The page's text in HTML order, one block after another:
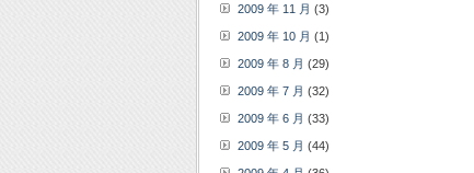
2009 年 11 月 (3)
2009 年 10 月 (1)
2009 年 8 月 (29)
2009 年 7 月 (32)
2009 年 6 月 (33)
2009 年 5 月 (44)